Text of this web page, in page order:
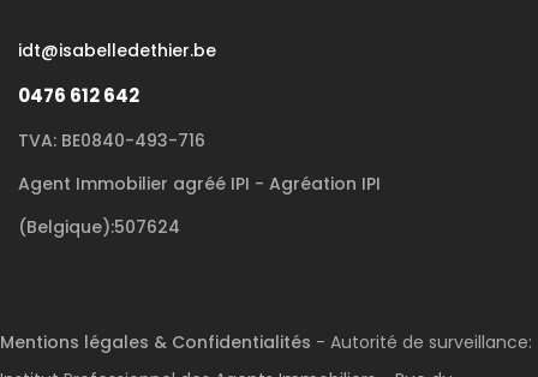
idt@isabelledethier.be
0476 612 642
TVA: BE0840-493-716
Agent Immobilier agréé IPI - Agréation IPI
(Belgique):507624
Mentions légales & Confidentialités - Autorité de surveillance: